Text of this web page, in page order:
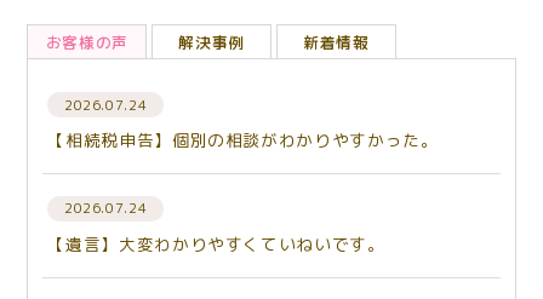
お客様の声 解決事例 新着情報
2026.07.24
【相続税申告】個別の相談がわかりやすかった。
2026.07.24
【遺言】大変わかりやすくていねいです。